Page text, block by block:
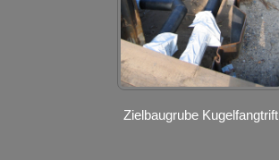
Zielbaugrube Kugelfangtrift